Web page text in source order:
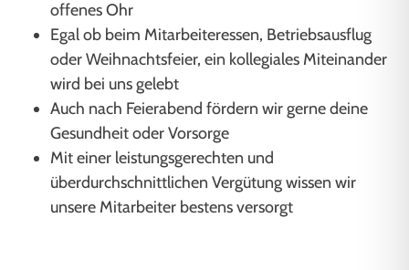
offenes Ohr
Egal ob beim Mitarbeiteressen, Betriebsausflug
oder Weihnachtsfeier, ein kollegiales Miteinander
wird bei uns gelebt
Auch nach Feierabend fördern wir gerne deine
Gesundheit oder Vorsorge
Mit einer leistungsgerechten und
überdurchschnittlichen Vergütung wissen wir
unsere Mitarbeiter bestens versorgt